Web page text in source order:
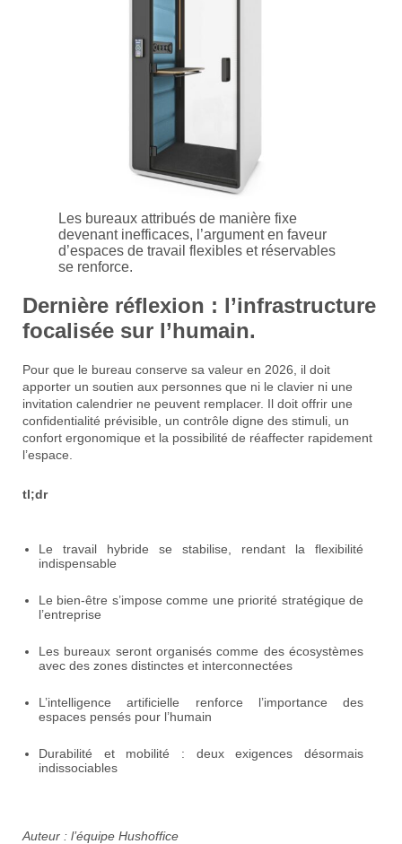
Les bureaux attribués de manière fixe
devenant inefficaces, l’argument en faveur
d’espaces de travail flexibles et réservables
se renforce.
Dernière réflexion : l’infrastructure
focalisée sur l’humain.
Pour que le bureau conserve sa valeur en 2026, il doit
apporter un soutien aux personnes que ni le clavier ni une
invitation calendrier ne peuvent remplacer. Il doit offrir une
confidentialité prévisible, un contrôle digne des stimuli, un
confort ergonomique et la possibilité de réaffecter rapidement
l’espace.
tl;dr
Le travail hybride se stabilise, rendant la flexibilité
indispensable
Le bien-être s’impose comme une priorité stratégique de
l’entreprise
Les bureaux seront organisés comme des écosystèmes
avec des zones distinctes et interconnectées
L’intelligence artificielle renforce l’importance des
espaces pensés pour l’humain
Durabilité et mobilité : deux exigences désormais
indissociables
Auteur : l’équipe Hushoffice